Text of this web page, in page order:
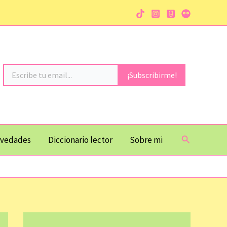
Escribe tu email...
¡Subscribirme!
Diccionario lector Sobre mi Buscar